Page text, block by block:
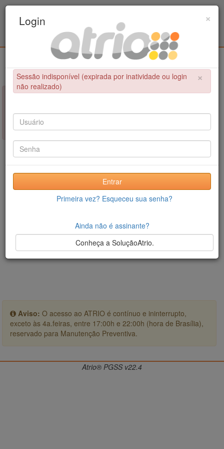
Educação Física / UPE - UFPB
×
NÃO FOI POSSÍVEL CONCLUIR A OPERAÇÃO
Sessão indisponível (expirada por inatividade ou login não
realizado)
Aviso: O acesso ao ATRIO é contínuo e ininterrupto,
exceto às 4a.feiras, entre 17:00h e 22:00h (hora de Brasília),
reservado para Manutenção Preventiva.
×
Login
×
Sessão indisponível (expirada por inatividade ou login
não realizado)
Entrar
Primeira vez? Esqueceu sua senha?
Ainda não é assinante?
Conheça a SoluçãoAtrio.
Atrio® PGSS v22.4